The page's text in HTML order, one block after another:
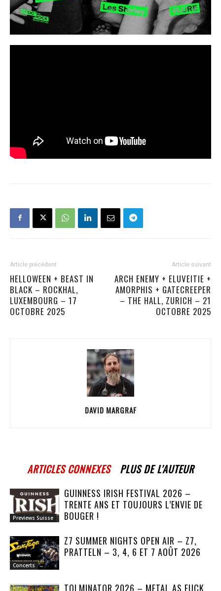
Article précédent
HELLOWEEN + BEAST IN
BLACK – ROCKHAL,
LUXEMBOURG – 17
OCTOBRE 2025
Article suivant
ARCH ENEMY + ELUVEITIE +
AMORPHIS + GATECREEPER
– THE HALL, ZURICH – 21
OCTOBRE 2025
DAVID MARGRAF
ARTICLES CONNEXES PLUS DE L'AUTEUR
Previews Suisse
GUINNESS IRISH FESTIVAL 2026 –
TRENTE ANS ET TOUJOURS L’ENVIE DE
BOUGER !
Concerts
Z7 SUMMER NIGHTS OPEN AIR – Z7,
PRATTELN – 3, 4, 6 ET 7 AOÛT 2026
TOLMINATOR 2026 – METAL AS FUCK